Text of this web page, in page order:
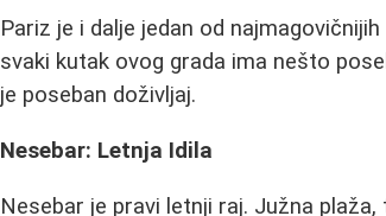
Pariz je i dalje jedan od
svaki kutak ovog grada ima nešto
je poseban doživljaj.
Nesebar: Letnja Idila
Nesebar je pravi letnji raj. Južna